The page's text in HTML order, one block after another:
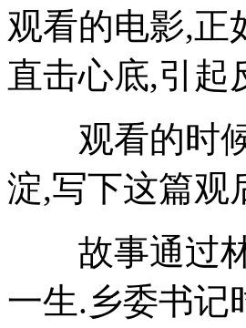
观看的电影,正
直击心底,引起
观看的时候
淀,写下这篇观
故事通过林
一生.乡委书记